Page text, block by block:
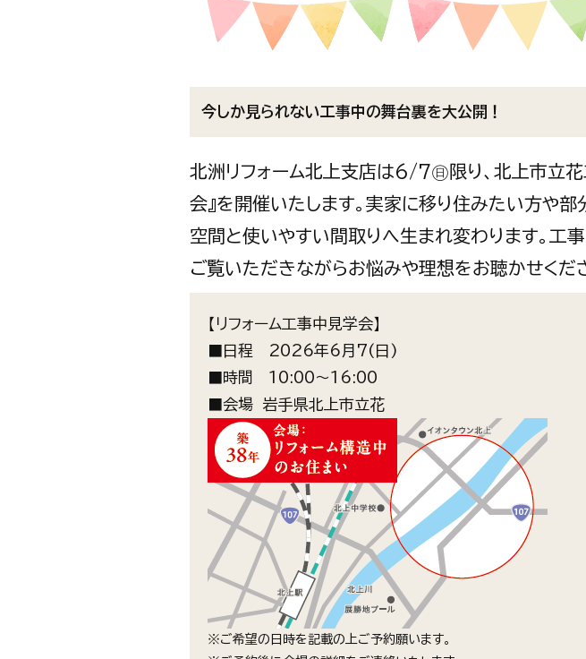
今しか見られない工事中の舞台裏を大公開！
北洲リフォーム北上支店は6/7㊐限り、北上市立花
会』を開催いたします。実家に移り住みたい方や
空間と使いやすい間取りへ生まれ変わります。工
ご覧いただきながらお悩みや理想をお聴かせくだ
【リフォーム工事中見学会】
■日程 2026年6月7(日)
■時間 10:00～16:00
■会場 岩手県北上市立花
※ご希望の日時を記載の上ご予約願います。